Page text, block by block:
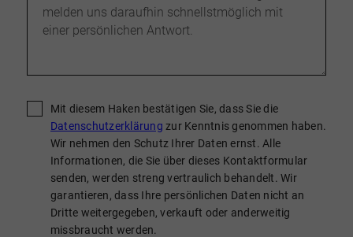
Mit diesem Haken bestätigen Sie, dass Sie die
Datenschutzerklärung zur Kenntnis genommen haben.
Wir nehmen den Schutz Ihrer Daten ernst. Alle
Informationen, die Sie über dieses Kontaktformular
senden, werden streng vertraulich behandelt. Wir
garantieren, dass Ihre persönlichen Daten nicht an
Dritte weitergegeben, verkauft oder anderweitig
missbraucht werden.